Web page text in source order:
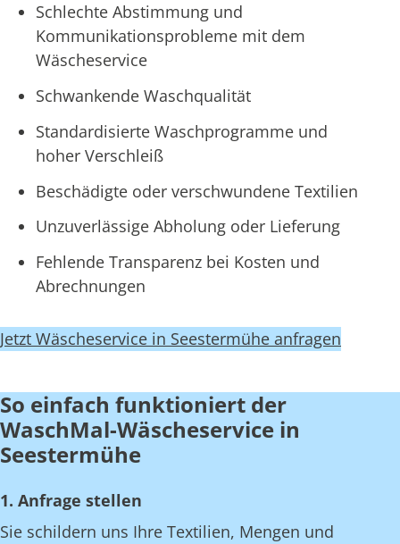
Schlechte Abstimmung und
Kommunikationsprobleme mit dem
Wäscheservice
Schwankende Waschqualität
Standardisierte Waschprogramme und
hoher Verschleiß
Beschädigte oder verschwundene Textilien
Unzuverlässige Abholung oder Lieferung
Fehlende Transparenz bei Kosten und
Abrechnungen
Jetzt Wäscheservice in Seestermühe anfragen
So einfach funktioniert der
WaschMal-Wäscheservice in
Seestermühe
1. Anfrage stellen
Sie schildern uns Ihre Textilien, Mengen und